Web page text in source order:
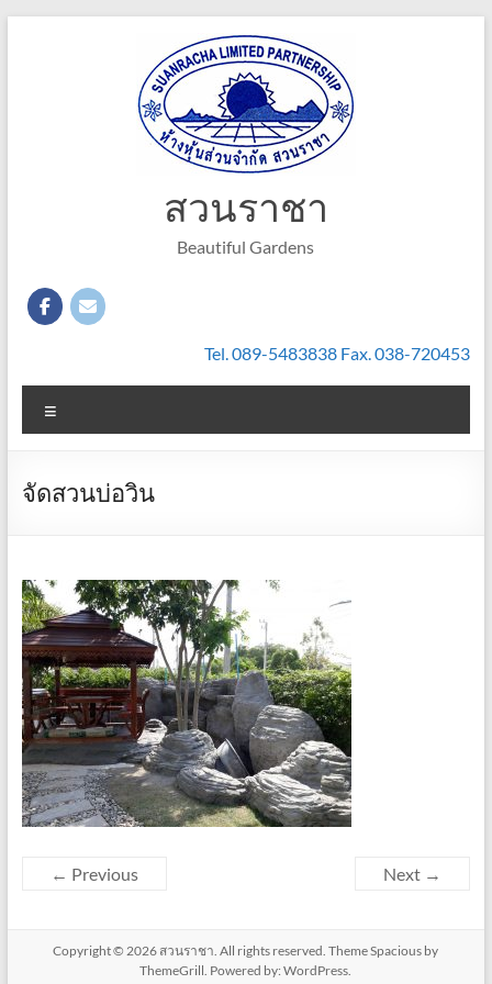
สวนราชา
Beautiful Gardens
Tel. 089-5483838 Fax. 038-720453
จัดสวนบ่อวิน
← Previous Next →
Copyright © 2026 สวนราชา . All rights reserved. ThemeSpacious by
ThemeGrill. Powered by:WordPress